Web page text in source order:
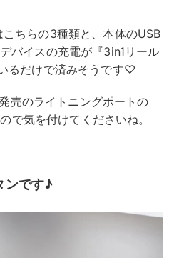
ちらの3種類と、本体のUSB
バイスの充電が『3in1リール
るだけで済みそうです♡
売のライトニングポートの
で気を付けてくださいね。
ンです♪